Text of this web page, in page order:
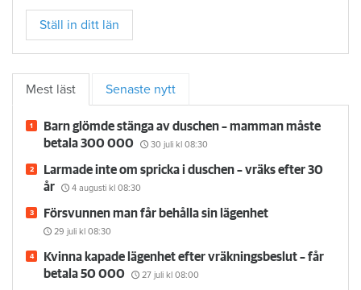
Ställ in ditt län
Mest läst Senaste nytt
Barn glömde stänga av duschen – mamman måste
betala 300 000
30 juli kl 08:30
Larmade inte om spricka i duschen – vräks efter 30
år
4 augusti kl 08:30
Försvunnen man får behålla sin lägenhet
29 juli kl 08:30
Kvinna kapade lägenhet efter vräkningsbeslut – får
betala 50 000
27 juli kl 08:00